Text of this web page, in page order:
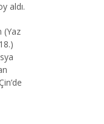
aldı.
(Yaz